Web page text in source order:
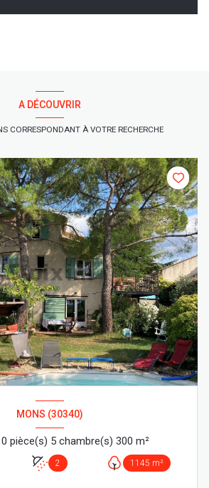
A DÉCOUVRIR
CORRESPONDANT À VOTRE RECHERCHE
MONS (30340)
Propriete 10 pièce(s) 5 chambre(s) 300 m²
2 1145 m²